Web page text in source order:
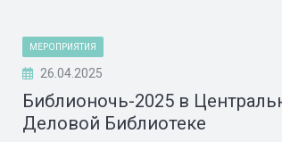
МЕРОПРИЯТИЯ
26.04.2025
Библионочь-2025 в
Деловой Библиотеке